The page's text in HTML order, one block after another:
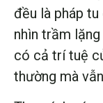
đều là pháp
nhìn trầm
có cả trí tuệ
thường mà